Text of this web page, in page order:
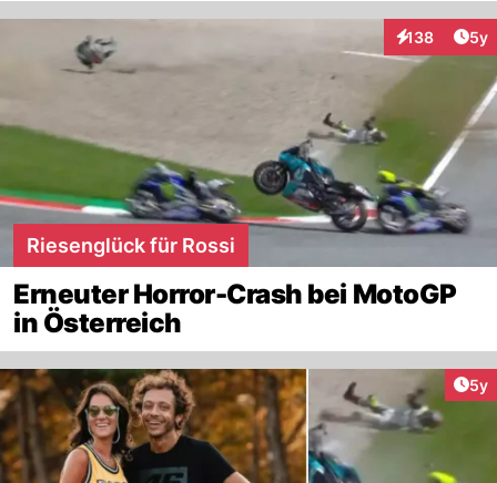
138
Interaktionen
5y
Riesenglück für Rossi
Erneuter Horror-Crash bei MotoGP
in Österreich
5y